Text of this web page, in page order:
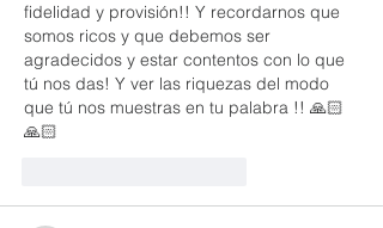
fidelidad y provisión!! Y recordarnos que
somos ricos y que debemos ser
agradecidos y estar contentos con lo que
tú nos das! Y ver las riquezas del modo
que tú nos muestras en tu palabra !! 🙏🏻
🙏🏻